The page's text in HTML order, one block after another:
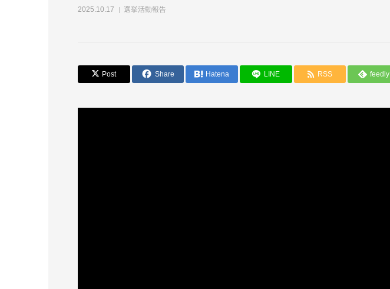
2025.10.17 選挙活動報告
Post Share Hatena LINE RSS feedly